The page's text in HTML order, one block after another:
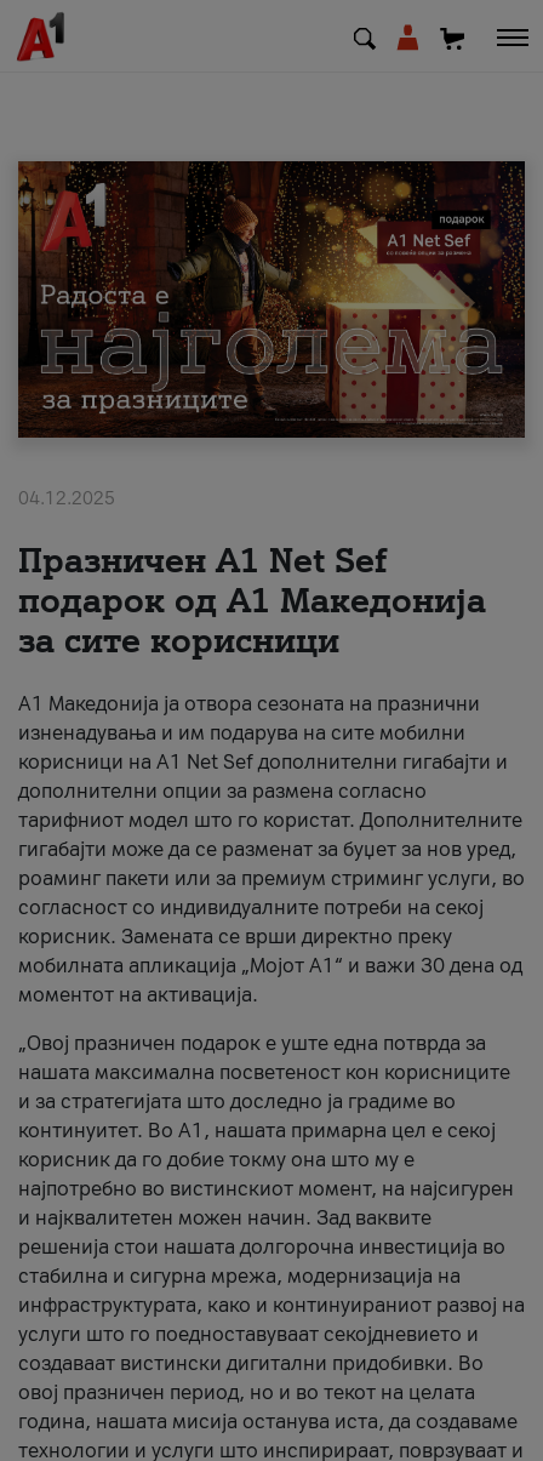
МК EN SQ
Приватни Деловни
Поддршка
Надополни кредит
За нас
#ПодобарОнлајн
04.12.2025
Празничен A1 Net Sеf
подарок од А1 Македонија
за сите корисници
А1 Македонија ја отвора сезоната на празнични
изненадувања и им подарува на сите мобилни
корисници на A1 Net Sef дополнителни гигабајти и
дополнителни опции за размена согласно
тарифниот модел што го користат. Дополнителните
гигабајти може да се разменат за буџет за нов уред,
роаминг пакети или за премиум стриминг услуги, во
согласност со индивидуалните потреби на секој
корисник. Замената се врши директно преку
мобилната апликација „Мојот А1“ и важи 30 дена од
моментот на активација.
„Овој празничен подарок е уште една потврда за
нашата максимална посветеност кон корисниците
и за стратегијата што доследно ја градиме во
континуитет. Во А1, нашата примарна цел е секој
корисник да го добие токму она што му е
најпотребно во вистинскиот момент, на најсигурен
и најквалитетен можен начин. Зад ваквите
решенија стои нашата долгорочна инвестиција во
стабилна и сигурна мрежа, модернизација на
инфраструктурата, како и континуираниот развој на
услуги што го поедноставуваат секојдневието и
создаваат вистински дигитални придобивки. Во
овој празничен период, но и во текот на целата
година, нашата мисија останува иста, да создаваме
технологии и услуги што инспирираат, поврзуваат и